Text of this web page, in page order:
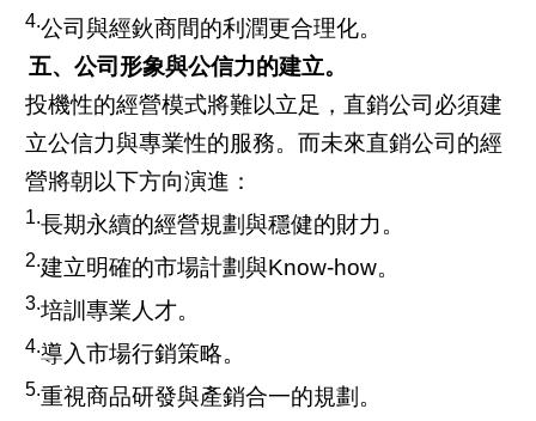
4.公司與經鈥商間的利潤更合理化。
五、公司形象與公信力的建立。
投機性的經營模式將難以立足，直銷公司必須建
立公信力與專業性的服務。而未來直銷公司的經
營將朝以下方向演進：
1.長期永續的經營規劃與穩健的財力。
2.建立明確的市場計劃與Know-how。
3.培訓專業人才。
4.導入市場行銷策略。
5.重視商品研發與產銷合一的規劃。